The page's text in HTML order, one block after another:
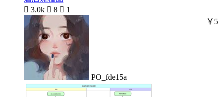
 3.0k  8  1
PO_fde15a
￥5